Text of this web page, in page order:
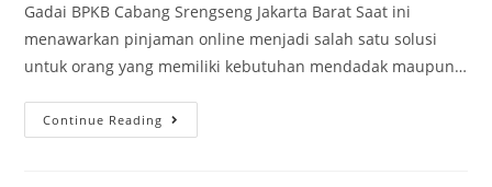
Gadai BPKB Cabang Srengseng Jakarta Barat Saat ini
menawarkan pinjaman online menjadi salah satu solusi
untuk orang yang memiliki kebutuhan mendadak maupun…
Continue Reading